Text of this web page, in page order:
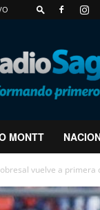
MONTT
vuelve a primera